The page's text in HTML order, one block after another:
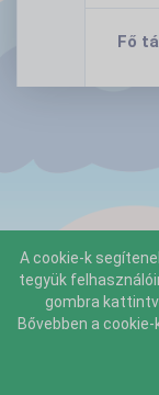
Fő
A cookie-k
tegyük
gombra
Bővebben a